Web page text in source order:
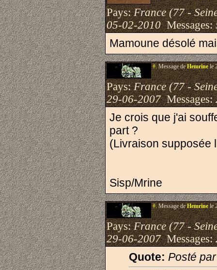
Pays:France (77 -
05-02-2010Messages:
Mamoune désolé
#.Message deHemrinele
Pays:France (77 -
29-06-2007Messages:
Je crois que j'ai
part ?
(Livraison supposée
Sisp/Mrine
#.Message deHemrinele
Pays:France (77 -
29-06-2007Messages:
Quote: Posté